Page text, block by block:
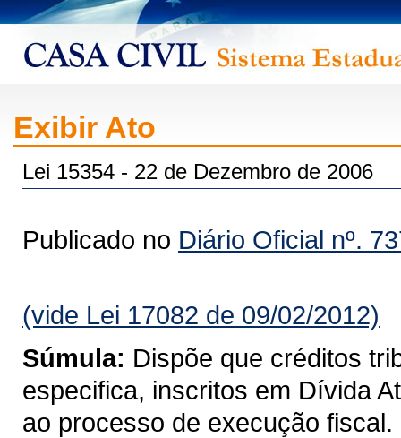
Exibir Ato
Lei 15354 - 22 de Dezembro de 2006
Publicado no Diário Oficial nº.
(vide Lei 17082 de 09/02/2012)
Súmula: Dispõe que créditos
especifica, inscritos em Dívida
ao processo de execução fiscal.